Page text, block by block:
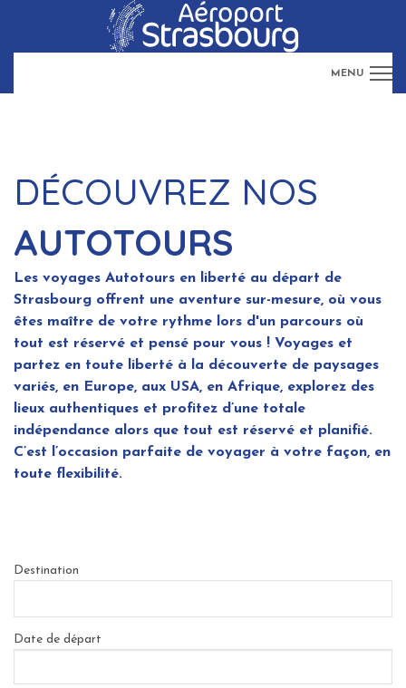
MENU
Professionnels
L'aéroport
DÉCOUVREZ NOS
AUTOTOURS
Les voyages Autotours en liberté au départ de
Strasbourg offrent une aventure sur-mesure, où vous
êtes maître de votre rythme lors d'un parcours où
tout est réservé et pensé pour vous ! Voyages et
partez en toute liberté à la découverte de paysages
variés, en Europe, aux USA, en Afrique, explorez des
lieux authentiques et profitez d’une totale
indépendance alors que tout est réservé et planifié.
C’est l’occasion parfaite de voyager à votre façon, en
toute flexibilité.
Destination
Date de départ